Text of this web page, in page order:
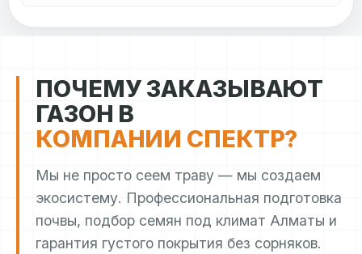
ПОЧЕМУ ЗАКАЗЫВАЮТ
ГАЗОН В
КОМПАНИИ СПЕКТР?
Мы не просто сеем траву — мы создаем
экосистему. Профессиональная подготовка
почвы, подбор семян под климат Алматы и
гарантия густого покрытия без сорняков.